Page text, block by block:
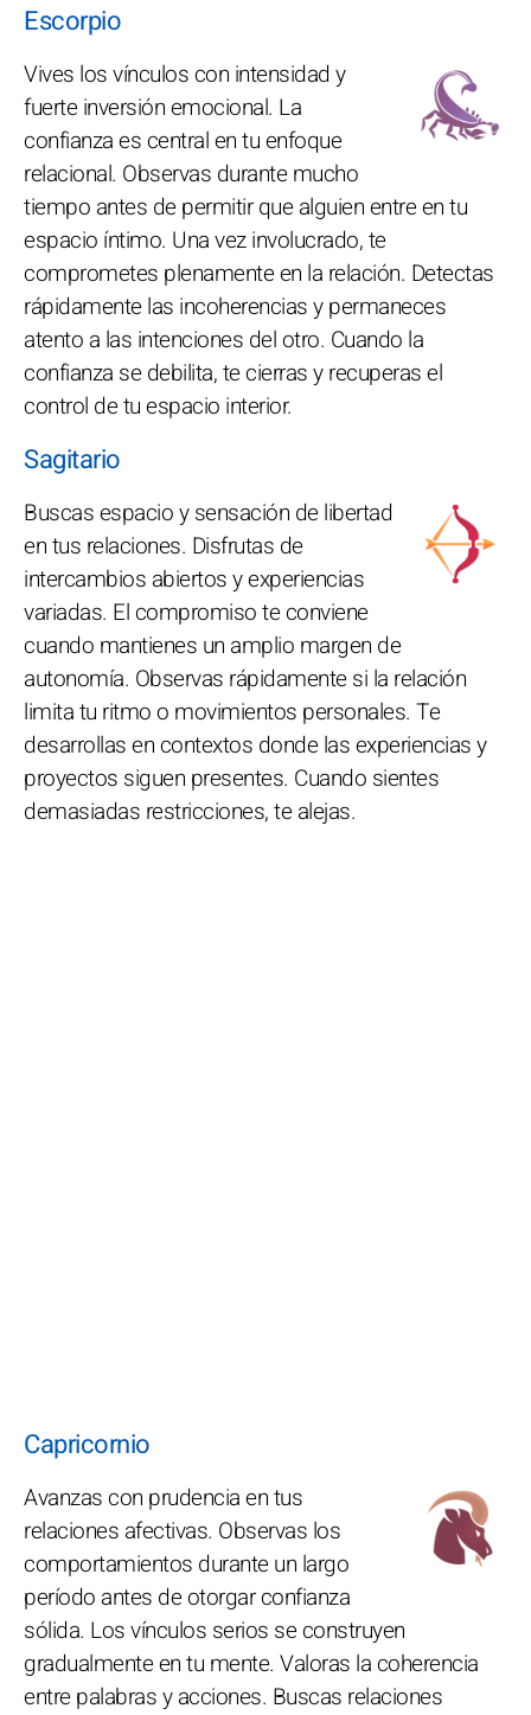
Escorpio
Vives los vínculos con intensidad y
fuerte inversión emocional. La
confianza es central en tu enfoque
relacional. Observas durante mucho
tiempo antes de permitir que alguien entre en tu
espacio íntimo. Una vez involucrado, te
comprometes plenamente en la relación. Detectas
rápidamente las incoherencias y permaneces
atento a las intenciones del otro. Cuando la
confianza se debilita, te cierras y recuperas el
control de tu espacio interior.
Sagitario
Buscas espacio y sensación de libertad
en tus relaciones. Disfrutas de
intercambios abiertos y experiencias
variadas. El compromiso te conviene
cuando mantienes un amplio margen de
autonomía. Observas rápidamente si la relación
limita tu ritmo o movimientos personales. Te
desarrollas en contextos donde las experiencias y
proyectos siguen presentes. Cuando sientes
demasiadas restricciones, te alejas.
Capricornio
Avanzas con prudencia en tus
relaciones afectivas. Observas los
comportamientos durante un largo
período antes de otorgar confianza
sólida. Los vínculos serios se construyen
gradualmente en tu mente. Valoras la coherencia
entre palabras y acciones. Buscas relaciones